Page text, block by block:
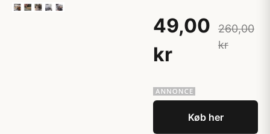
49,00
kr
260,00
kr
Køb her